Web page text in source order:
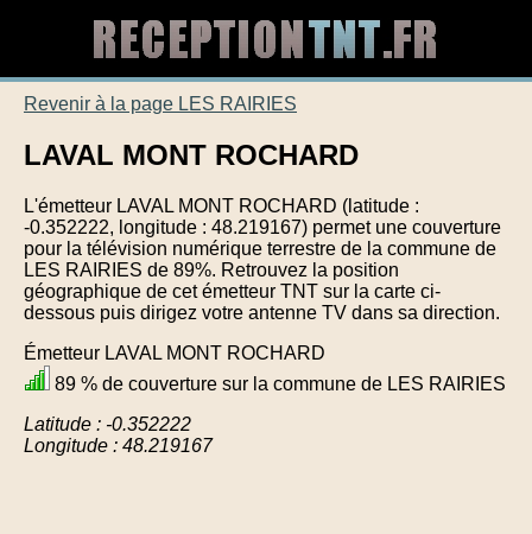
Revenir à la page LES RAIRIES
LAVAL MONT ROCHARD
L'émetteur LAVAL MONT ROCHARD (latitude :
-0.352222, longitude : 48.219167) permet une couverture
pour la télévision numérique terrestre de la commune de
LES RAIRIES de 89%. Retrouvez la position
géographique de cet émetteur TNT sur la carte ci-
dessous puis dirigez votre antenne TV dans sa direction.
Émetteur LAVAL MONT ROCHARD
89 % de couverture sur la commune de LES RAIRIES
Latitude : -0.352222
Longitude : 48.219167